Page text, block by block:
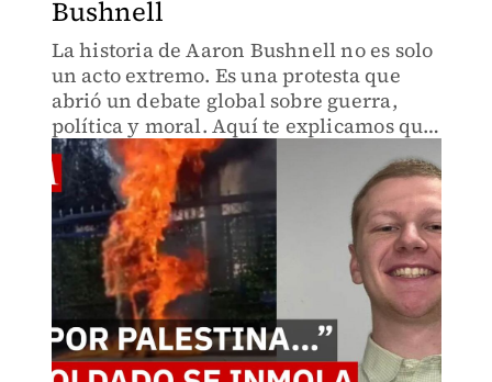
Bushnell
La historia de Aaron Bushnell no es solo
un acto extremo. Es una protesta que
abrió un debate global sobre guerra,
política y moral. Aquí te explicamos qué
ocurrió y por qué importa.